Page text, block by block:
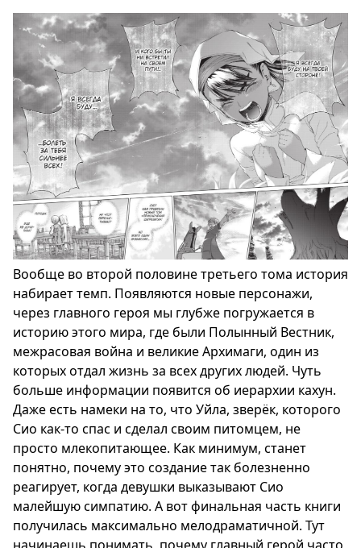
Вообще во второй половине третьего тома история
набирает темп. Появляются новые персонажи,
через главного героя мы глубже погружается в
историю этого мира, где были Полынный Вестник,
межрасовая война и великие Архимаги, один из
которых отдал жизнь за всех других людей. Чуть
больше информации появится об иерархии кахун.
Даже есть намеки на то, что Уйла, зверёк, которого
Сио как-то спас и сделал своим питомцем, не
просто млекопитающее. Как минимум, станет
понятно, почему это создание так болезненно
реагирует, когда девушки выказывают Сио
малейшую симпатию. А вот финальная часть книги
получилась максимально мелодраматичной. Тут